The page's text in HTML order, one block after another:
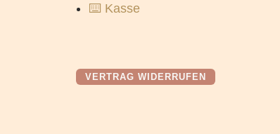
⌨️ Kasse
VERTRAG WIDERRUFEN